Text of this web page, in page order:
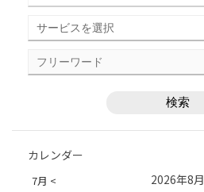
カレンダー
7月 < 2026年8月